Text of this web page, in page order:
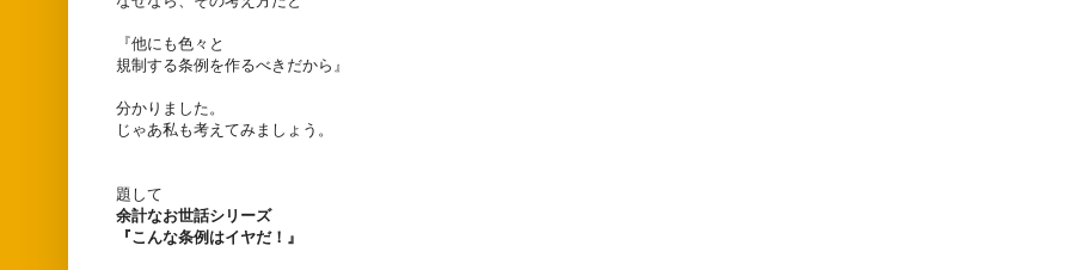
『他にも色々と
規制する条例を作るべきだから』
分かりました。
じゃあ私も考えてみましょう。
題して
余計なお世話シリーズ
『こんな条例はイヤだ！』